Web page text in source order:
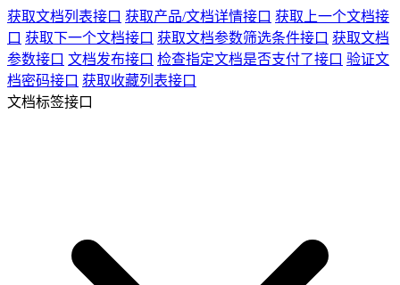
获取文档列表接口 获取产品/文档详情接口 获取上一个文档接
口 获取下一个文档接口 获取文档参数筛选条件接口 获取文档
参数接口 文档发布接口 检查指定文档是否支付了接口 验证文
档密码接口 获取收藏列表接口
文档标签接口